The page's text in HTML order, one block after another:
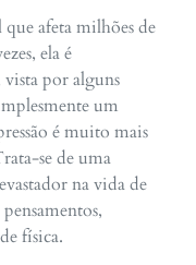
afeta milhões de
ela é
por alguns
um
é muito mais
se de uma
na vida de
física.